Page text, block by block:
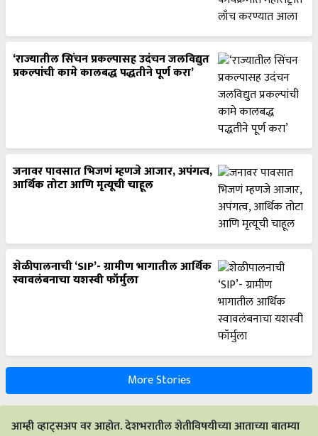
‘राज्यातील सिंचन प्रकल्पासह उदंचन जलविद्युत
प्रकल्पांची कामे कालबद्ध पद्धतीने पूर्ण करा’
जनावर पावसात भिजणं म्हणजे आजार, अपंगत्व,
आर्थिक तोटा आणि मृत्यूची चाहूल
शेळीपालनाची ‘SIP’- ग्रामीण भागातील आर्थिक
स्वावलंबनाचा यशस्वी फॉर्मुला
More Stories
आम्ही व्हाट्सअप वर आहोत. देशभरातील शेतीविषयीच्या आताच्या बातम्या